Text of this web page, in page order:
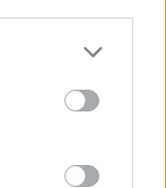
or more Google
may click to
party tags to
in below Google